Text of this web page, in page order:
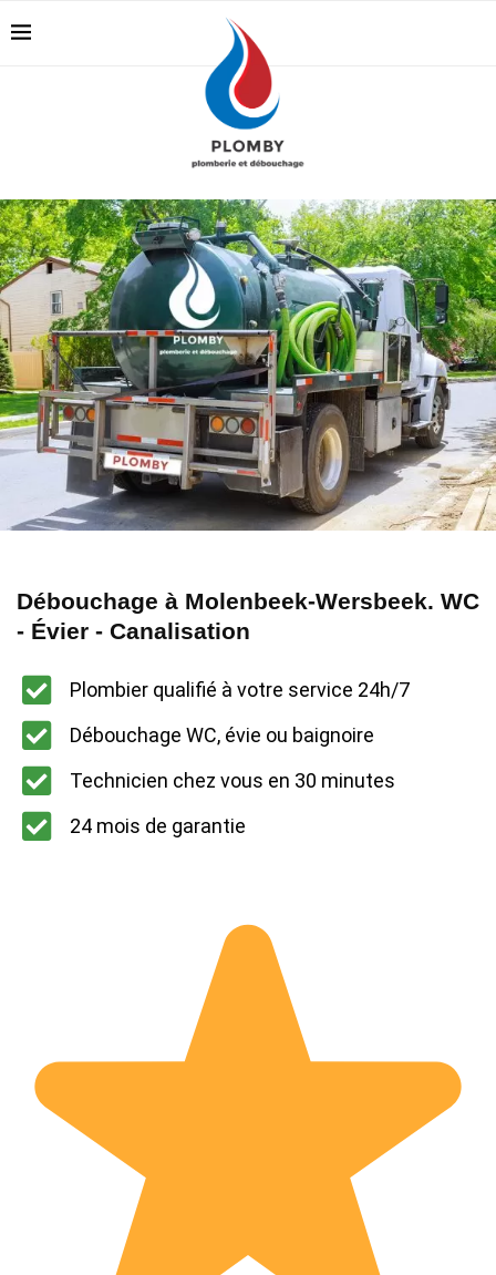
Débouchage à Molenbeek-Wersbeek. WC
- Évier - Canalisation
Plombier qualifié à votre service 24h/7
Débouchage WC, évie ou baignoire
Technicien chez vous en 30 minutes
24 mois de garantie